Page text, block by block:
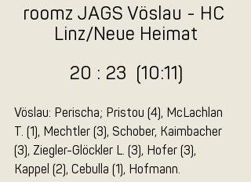
roomz JAGS Vöslau - HC
Linz/Neue Heimat
20 : 23  (10:11)
Vöslau: Perischa; Pristou (4), McLachlan
T. (1), Mechtler (3), Schober, Kaimbacher
(3), Ziegler-Glöckler L. (3), Hofer (3),
Kappel (2), Cebulla (1), Hofmann.